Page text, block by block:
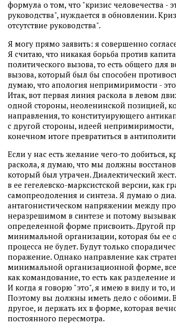
формула о том, что "кризис человечества -
руководства", нуждается в обновлении.
отсутствие руководства".
Я могу прямо заявить: я совершенно
Я считаю, что никакая борьба против
политического вызова, то есть общего для
вызова, который был бы способен
думаю, что апология непримиримости -
Итак, вот первая линия раскола в левом
одной стороны, неоленинской позицией,
направления, то конституирующего
с другой стороны, идеей непримиримости,
конечном итоге превратиться в
Если у нас есть желание чего-то добиться,
раскола, я думаю, что мы должны
который был утрачен. Диалектический
в ее гегелевско-марксистской версии, как
самопреодоления и синтеза. Я думаю о
антагонистическом напряжении между
неразрешимом в синтезе и потому
определенной форме присвоить. Другой
минимальной организации, которая бы ее
процесса не будет. Будут только
поражение. Однако направление как
минимальной организационной форме,
как командование, то есть как разделение
И когда я говорю "это", я имею в виду и то,
Поэтому вы должны иметь дело с обоими.
другое, и держать их в форме, которая
постоянного пересмотра.